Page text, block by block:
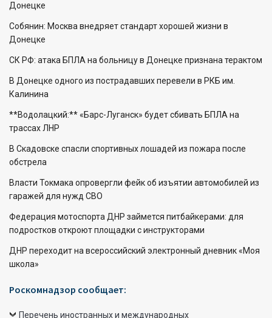
Донецке
Собянин: Москва внедряет стандарт хорошей жизни в
Донецке
СК РФ: атака БПЛА на больницу в Донецке признана терактом
В Донецке одного из пострадавших перевели в РКБ им.
Калинина
**Водолацкий:** «Барс-Луганск» будет сбивать БПЛА на
трассах ЛНР
В Скадовске спасли спортивных лошадей из пожара после
обстрела
Власти Токмака опровергли фейк об изъятии автомобилей из
гаражей для нужд СВО
Федерация мотоспорта ДНР займется питбайкерами: для
подростков откроют площадки с инструкторами
ДНР переходит на всероссийский электронный дневник «Моя
школа»
Роскомнадзор сообщает:
Перечень иностранных и международных